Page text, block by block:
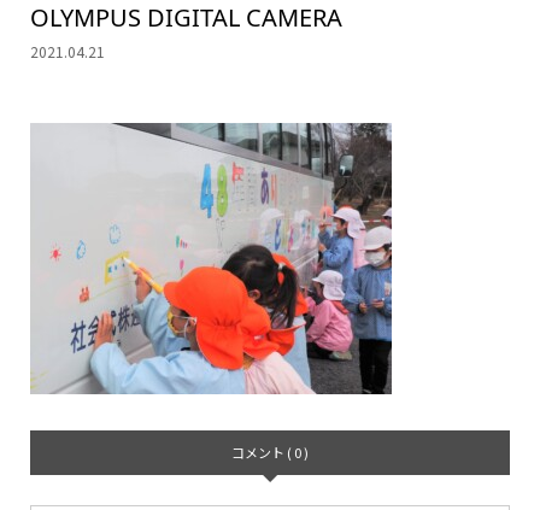
OLYMPUS DIGITAL CAMERA
2021.04.21
コメント ( 0 )